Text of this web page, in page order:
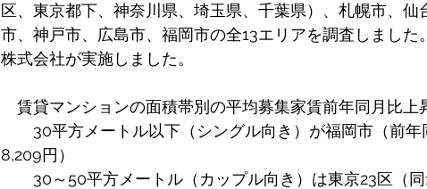
区、東京都下、神奈川県、埼玉県、千葉県）、札幌市、仙
市、神戸市、広島市、福岡市の全13エリアを調査しまし
株式会社が実施しました。
賃貸マンションの面積帯別の平均募集家賃前年同月比上
30平方メートル以下（シングル向き）が福岡市（前年
8,209円）
30～50平方メートル（カップル向き）は東京23区（同